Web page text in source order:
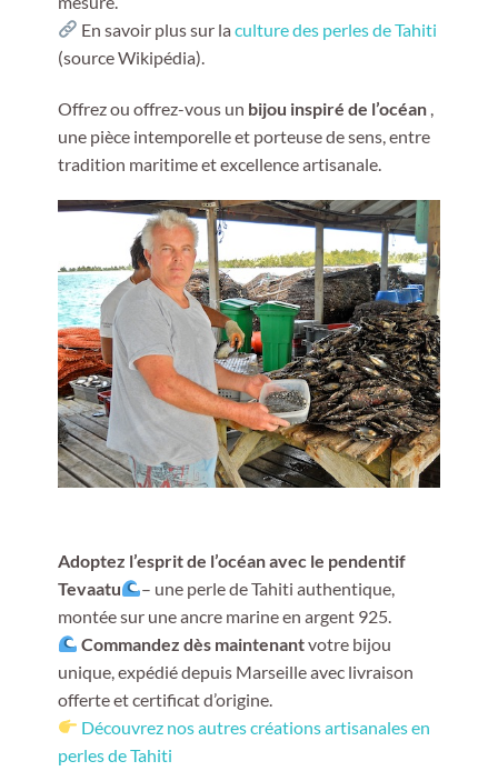
En savoir plus sur laculture des perles de Tahiti
(source Wikipédia).
Offrez ou offrez-vous un bijou inspiré de l’océan,
une pièce intemporelle et porteuse de sens, entre
tradition maritime et excellence artisanale.
Adoptez l’esprit de l’océan avec le pendentif
Tevaatu
– une perle de Tahiti authentique,
montée sur une ancre marine en argent 925.
Commandez dès maintenantvotre bijou
unique, expédié depuis Marseille avec livraison
offerte et certificat d’origine.
Découvrez nos autres créations artisanales en
perles de Tahiti